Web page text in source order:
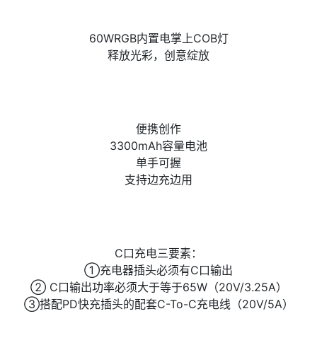
60WRGB内置电掌上COB灯
释放光彩，创意绽放
便携创作
3300mAh容量电池
单手可握
支持边充边用
C口充电三要素：
①充电器插头必须有C口输出
② C口输出功率必须大于等于65W（20V/3.25A）
③搭配PD快充插头的配套C-To-C充电线（20V/5A）